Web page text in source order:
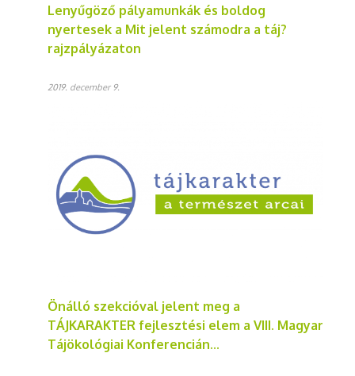
Lenyűgöző pályamunkák és boldog
nyertesek a Mit jelent számodra a táj?
rajzpályázaton
2019. december 9.
Önálló szekcióval jelent meg a
TÁJKARAKTER fejlesztési elem a VIII. Magyar
Tájökológiai Konferencián...